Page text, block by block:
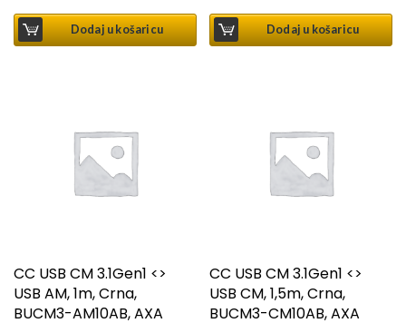
Dodaj u košaricu Dodaj u košaricu
CC USB CM 3.1Gen1 <>
USB AM, 1m, Crna,
BUCM3-AM10AB, AXA
CC USB CM 3.1Gen1 <>
USB CM, 1,5m, Crna,
BUCM3-CM10AB, AXA